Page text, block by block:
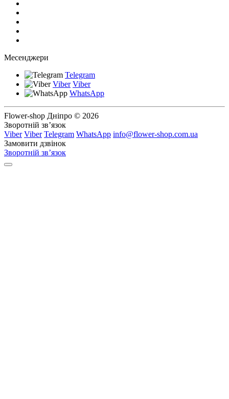
Месенджери
Telegram
Viber Viber
WhatsApp
Flower-shop Дніпро © 2026
Зворотній зв’язок
Viber Viber Telegram WhatsApp info@flower-shop.com.ua
Замовити дзвінок
Зворотній зв’язок